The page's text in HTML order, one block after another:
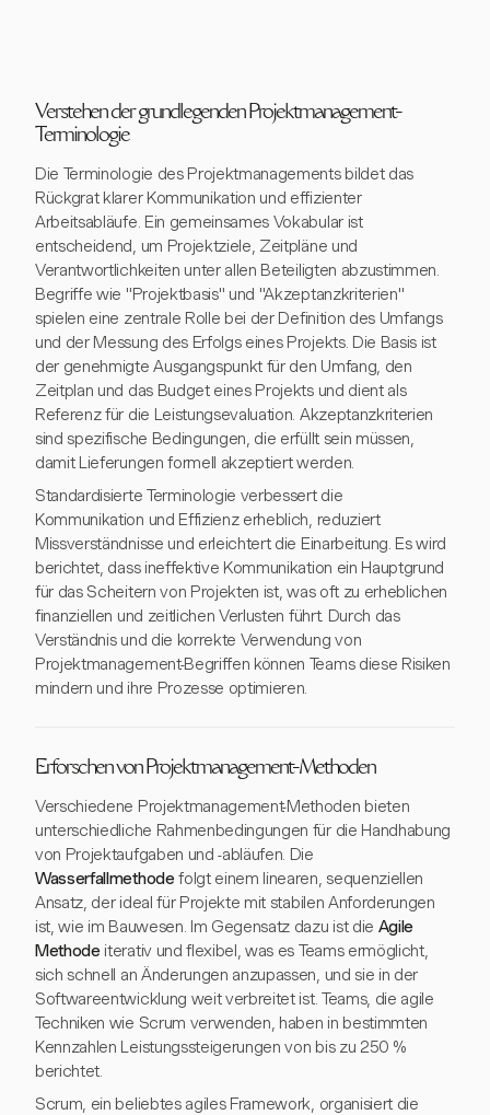
Verstehen der grundlegenden Projektmanagement-
Terminologie
Die Terminologie des Projektmanagements bildet das
Rückgrat klarer Kommunikation und effizienter
Arbeitsabläufe. Ein gemeinsames Vokabular ist
entscheidend, um Projektziele, Zeitpläne und
Verantwortlichkeiten unter allen Beteiligten abzustimmen.
Begriffe wie "Projektbasis" und "Akzeptanzkriterien"
spielen eine zentrale Rolle bei der Definition des Umfangs
und der Messung des Erfolgs eines Projekts. Die Basis ist
der genehmigte Ausgangspunkt für den Umfang, den
Zeitplan und das Budget eines Projekts und dient als
Referenz für die Leistungsevaluation. Akzeptanzkriterien
sind spezifische Bedingungen, die erfüllt sein müssen,
damit Lieferungen formell akzeptiert werden.
Standardisierte Terminologie verbessert die
Kommunikation und Effizienz erheblich, reduziert
Missverständnisse und erleichtert die Einarbeitung. Es wird
berichtet, dass ineffektive Kommunikation ein Hauptgrund
für das Scheitern von Projekten ist, was oft zu erheblichen
finanziellen und zeitlichen Verlusten führt. Durch das
Verständnis und die korrekte Verwendung von
Projektmanagement-Begriffen können Teams diese Risiken
mindern und ihre Prozesse optimieren.
Erforschen von Projektmanagement-Methoden
Verschiedene Projektmanagement-Methoden bieten
unterschiedliche Rahmenbedingungen für die Handhabung
von Projektaufgaben und -abläufen. Die
Wasserfallmethodefolgt einem linearen, sequenziellen
Ansatz, der ideal für Projekte mit stabilen Anforderungen
ist, wie im Bauwesen. Im Gegensatz dazu ist die Agile
Methodeiterativ und flexibel, was es Teams ermöglicht,
sich schnell an Änderungen anzupassen, und sie in der
Softwareentwicklung weit verbreitet ist. Teams, die agile
Techniken wie Scrum verwenden, haben in bestimmten
Kennzahlen Leistungssteigerungen von bis zu 250 %
berichtet.
Scrum, ein beliebtes agiles Framework, organisiert die